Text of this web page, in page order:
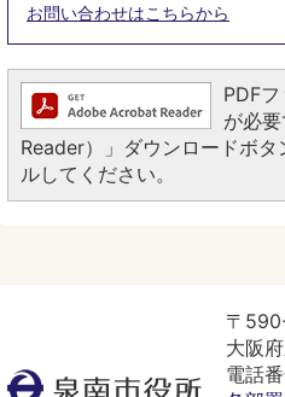
お問い合わせはこちらから
PDF
が必
Reader）」ダウンロードボ
ルしてください。
泉
〒
大阪
電話